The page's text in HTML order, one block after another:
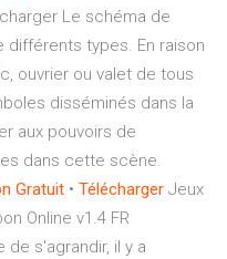
Le schéma de
types. En raison
ouvrier ou valet de tous
disséminés dans la
aux pouvoirs de
dans cette scène.
Gratuit • Télécharger Jeux
Online v1.4 FR
de s'agrandir, il y a